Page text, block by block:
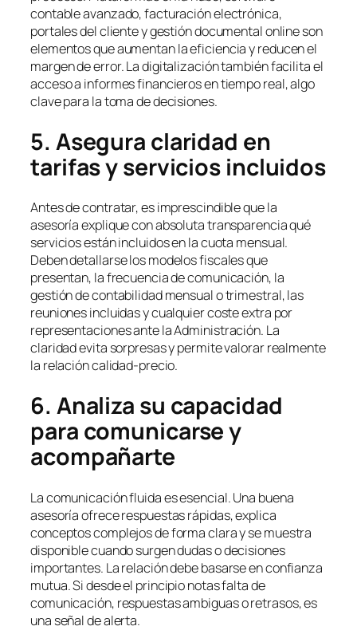
contable avanzado, facturación electrónica,
portales del cliente y gestión documental online son
elementos que aumentan la eficiencia y reducen el
margen de error. La digitalización también facilita el
acceso a informes financieros en tiempo real, algo
clave para la toma de decisiones.
5. Asegura claridad en
tarifas y servicios incluidos
Antes de contratar, es imprescindible que la
asesoría explique con absoluta transparencia qué
servicios están incluidos en la cuota mensual.
Deben detallarse los modelos fiscales que
presentan, la frecuencia de comunicación, la
gestión de contabilidad mensual o trimestral, las
reuniones incluidas y cualquier coste extra por
representaciones ante la Administración. La
claridad evita sorpresas y permite valorar realmente
la relación calidad-precio.
6. Analiza su capacidad
para comunicarse y
acompañarte
La comunicación fluida es esencial. Una buena
asesoría ofrece respuestas rápidas, explica
conceptos complejos de forma clara y se muestra
disponible cuando surgen dudas o decisiones
importantes. La relación debe basarse en confianza
mutua. Si desde el principio notas falta de
comunicación, respuestas ambiguas o retrasos, es
una señal de alerta.